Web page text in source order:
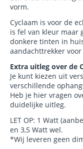
vorm.
Cyclaam is voor de
is fel van kleur maar
donkere tinten in
aandachttrekker
Extra uitleg over de
Je kunt kiezen uit
verschillende
Heb je hier vragen
duidelijke uitleg.
LET OP: 1 Watt
en 3,5 Watt wel.
*Wij leveren geen